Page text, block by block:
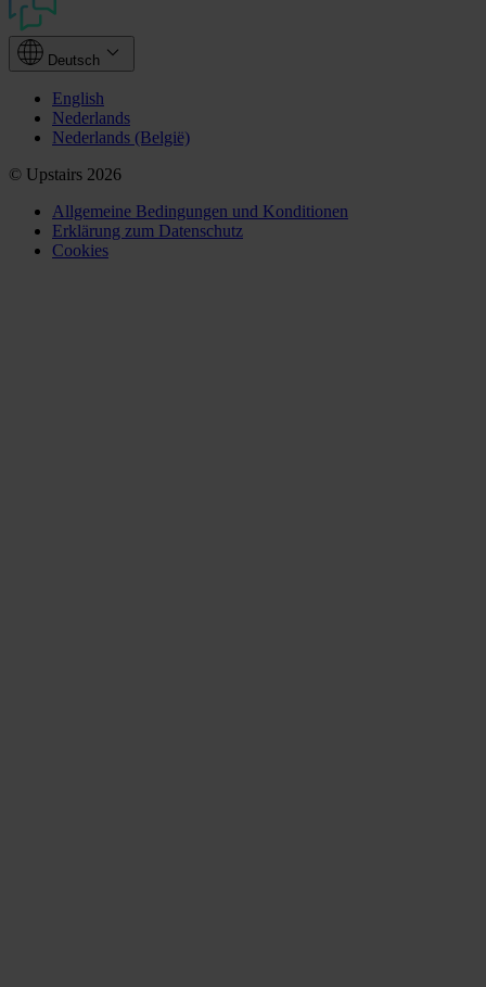
Deutsch
English
Nederlands
Nederlands (België)
© Upstairs 2026
Allgemeine Bedingungen und Konditionen
Erklärung zum Datenschutz
Cookies